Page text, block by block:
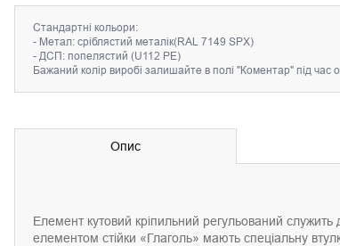
Cтандартні кольори:
- Метал: сріблястий металік(RAL 7149 SPX)
- ДСП: попелястий (U112 PE)
Бажаний колір виробі залишайте в полі "Коментар" під
Опис
Елемент кутовий кріпильний регульований
елементом стійки «Глаголь» мають спеціальну